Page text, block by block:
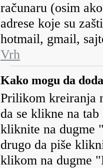
računaru (osim
adrese koje su
hotmail, gmail,
Vrh
Kako mogu da
Prilikom kreiranja
da se klikne na
kliknite na dugme
drugo da piše
klikom na dugme